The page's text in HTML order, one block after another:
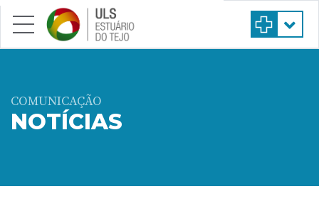
Saltar para conteúdo principal
COMUNICAÇÃO
NOTÍCIAS